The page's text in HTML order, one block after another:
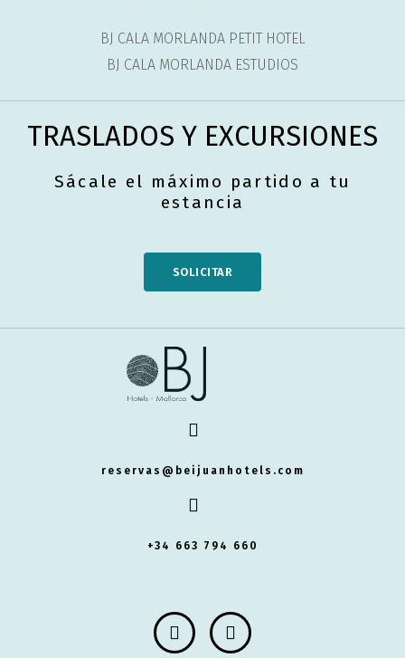
BJ CALA MORLANDA PETIT HOTEL
BJ CALA MORLANDA ESTUDIOS
TRASLADOS Y EXCURSIONES
Sácale el máximo partido a tu
estancia
SOLICITAR
reservas@beijuanhotels.com
+34 663 794 660